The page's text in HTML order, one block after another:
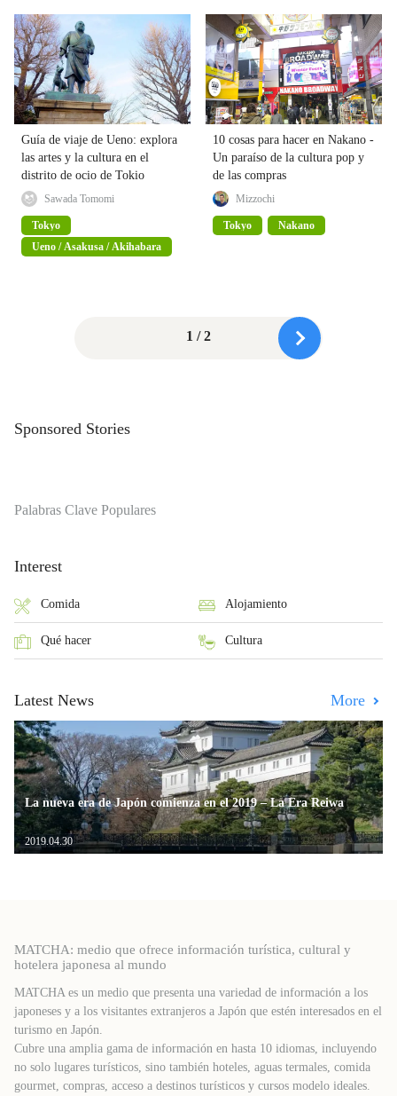
Guía de viaje de Ueno: explora
las artes y la cultura en el
distrito de ocio de Tokio
Sawada Tomomi
Tokyo
Ueno / Asakusa / Akihabara
10 cosas para hacer en Nakano -
Un paraíso de la cultura pop y
de las compras
Mizzochi
Tokyo Nakano
1 / 2
Sponsored Stories
Palabras Clave Populares
Interest
Comida Alojamiento
Qué hacer Cultura
Latest News More
La nueva era de Japón comienza en el 2019 – La Era Reiwa
2019.04.30
MATCHA: medio que ofrece información turística, cultural y
hotelera japonesa al mundo
MATCHA es un medio que presenta una variedad de información a los
japoneses y a los visitantes extranjeros a Japón que estén interesados ​​en el
turismo en Japón.
Cubre una amplia gama de información en hasta 10 idiomas, incluyendo
no solo lugares turísticos, sino también hoteles, aguas termales, comida
gourmet, compras, acceso a destinos turísticos y cursos modelo ideales.